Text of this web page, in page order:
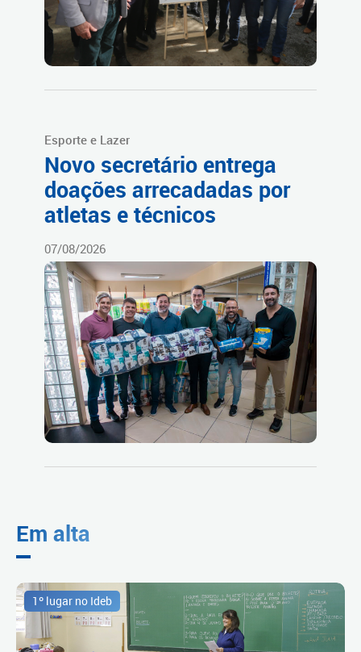
Esporte e Lazer
Novo secretário entrega
doações arrecadadas por
atletas e técnicos
07/08/2026
Em alta
1º lugar no Ideb